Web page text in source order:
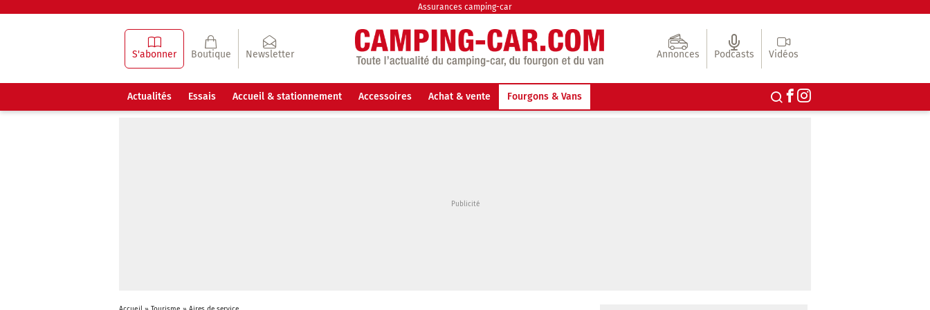
Assurances camping-car
S'abonner Boutique Newsletter Annonces Podcasts Vidéos
Actualités Essais Accueil & stationnement Accessoires Achat & vente Fourgons & Vans